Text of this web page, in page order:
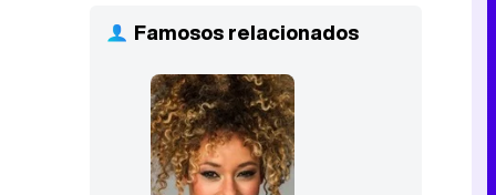
Famosos relacionados